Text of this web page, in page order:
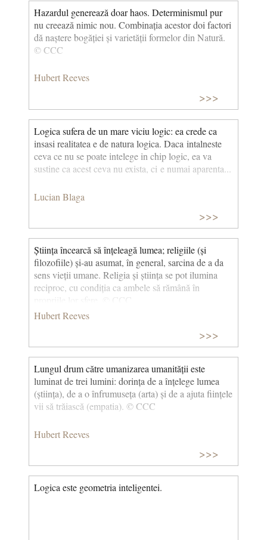
Au dobândit o proprietate care nu există în lumea
nucleonilor și a atomilor: pot muri. Existența lor nu
este asigurată automat de ansamblul forțelor fizice
care le leagă. Pentru a trăi, ele trebuie să facă schimb
constant de particule cu lumea exterioară. Atomii și
a le menține într-o stare de dezechilibru față de
încetează, se va reveni la starea de echilibru. Și vor fi
moarte… (Praf de stele) © CCC
Hazardul generează doar haos. Determinismul pur
nu creează nimic nou. Combinația acestor doi factori
dă naștere bogăției și varietății formelor din Natură.
© CCC
Hubert Reeves
>>>
Logica sufera de un mare viciu logic: ea crede ca
insasi realitatea e de natura logica. Daca intalneste
ceva ce nu se poate intelege in chip logic, ea va
sustine ca acest ceva nu exista, ci e numai aparenta...
Lucian Blaga
>>>
Știința încearcă să înțeleagă lumea; religiile (și
filozofiile) și-au asumat, în general, sarcina de a da
sens vieții umane. Religia și știința se pot ilumina
reciproc, cu condiția ca ambele să rămână în
Hubert Reeves
>>>
Lungul drum către umanizarea umanității este
luminat de trei lumini: dorința de a înțelege lumea
(știința), de a o înfrumuseța (arta) și de a ajuta ființele
vii să trăiască (empatia). © CCC
Hubert Reeves
>>>
Logica este geometria inteligentei.